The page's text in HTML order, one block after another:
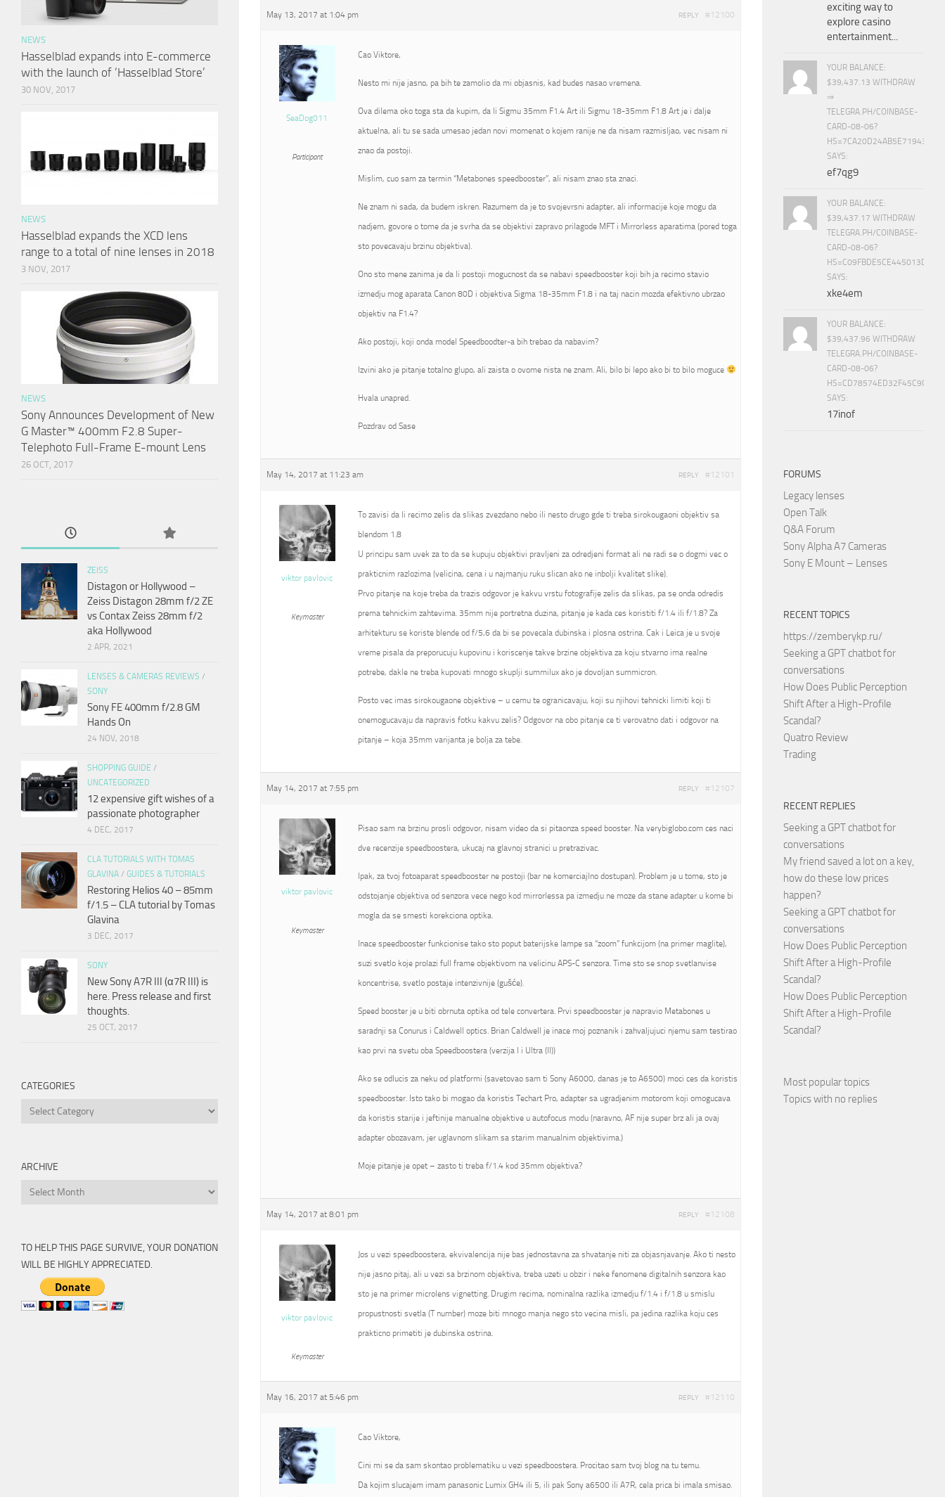
May 13, 2017 at 1:04 pm #12100
REPLY
SeaDog011
Participant
Cao Viktore,
Nesto mi nije jasno, pa bih te zamolio da mi objasnis, kad budes nasao vremena.
Ova dilema oko toga sta da kupim, da li Sigmu 35mm F1.4 Art ili Sigmu 18-35mm F1.8 Art je i dalje
aktuelna, ali tu se sada umesao jedan novi momenat o kojem ranije ne da nisam razmisljao, vec nisam ni
znao da postoji.
Mislim, cuo sam za termin “Metabones speedbooster”, ali nisam znao sta znaci.
Ne znam ni sada, da budem iskren. Razumem da je to svojevrsni adapter, ali informacije koje mogu da
nadjem, govore o tome da je svrha da se objektivi zapravo prilagode MFT i Mirrorless aparatima (pored toga
sto povecavaju brzinu objektiva).
Ono sto mene zanima je da li postoji mogucnost da se nabavi speedbooster koji bih ja recimo stavio
izmedju mog aparata Canon 80D i objektiva Sigma 18-35mm F1.8 i na taj nacin mozda efektivno ubrzao
objektiv na F1.4?
Ako postoji, koji onda model Speedboodter-a bih trebao da nabavim?
Izvini ako je pitanje totalno glupo, ali zaista o ovome nista ne znam. Ali, bilo bi lepo ako bi to bilo moguce
Hvala unapred.
Pozdrav od Sase
May 14, 2017 at 11:23 am #12101
REPLY
viktor pavlovic
Keymaster
To zavisi da li recimo zelis da slikas zvezdano nebo ili nesto drugo gde ti treba sirokougaoni objektiv sa
blendom 1.8
U principu sam uvek za to da se kupuju objektivi pravljeni za odredjeni format ali ne radi se o dogmi vec o
prakticnim razlozima (velicina, cena i u najmanju ruku slican ako ne inbolji kvalitet slike).
Prvo pitanje na koje treba da trazis odgovor je kakvu vrstu fotografije zelis da slikas, pa se onda odredis
prema tehnickim zahtevima. 35mm nije portretna duzina, pitanje je kada ces koristiti f/1.4 ili f/1.8? Za
arhitekturu se koriste blende od f/5,6 da bi se povecala dubinska i plosna ostrina. Cak i Leica je u svoje
vreme pisala da preporucuju kupovinu i koriscenje takve brzine objektiva za koju stvarno ima realne
potrebe, dakle ne treba kupovati mnogo skuplji summilux ako je dovoljan summicron.
Posto vec imas sirokougaone objektive – u cemu te ogranicavaju, koji su njihovi tehnicki limiti koji ti
onemogucavaju da napravis fotku kakvu zelis? Odgovor na obo pitanje ce ti verovatno dati i odgovor na
pitanje – koja 35mm varijanta je bolja za tebe.
May 14, 2017 at 7:55 pm #12107
REPLY
viktor pavlovic
Keymaster
Pisao sam na brzinu prosli odgovor, nisam video da si pitaonza speed booster. Na verybiglobo.com ces naci
dve recenzije speedboostera, ukucaj na glavnoj stranici u pretrazivac.
Ipak, za tvoj fotoaparat speedbooster ne postoji (bar ne komerciajlno dostupan). Problem je u tome, sto je
odstojanje objektiva od senzora vece nego kod mirrorlessa pa izmedju ne moze da stane adapter u kome bi
mogla da se smesti korekciona optika.
Inace speedbooster funkcionise tako sto poput baterijske lampe sa “zoom” funkcijom (na primer maglite),
suzi svetlo koje prolazi full frame objektivom na velicinu APS-C senzora. Time sto se snop svetlanvise
koncentrise, svetlo postaje intenzivnije (gušće).
Speed booster je u biti obrnuta optika od tele convertera. Prvi speedbooster je napravio Metabones u
saradnji sa Conurus i Caldwell optics. Brian Caldwell je inace moj poznanik i zahvaljujuci njemu sam testirao
kao prvi na svetu oba Speedboostera (verzija I i Ultra (II))
Ako se odlucis za neku od platformi (savetovao sam ti Sony A6000, danas je to A6500) moci ces da koristis
speedbooster. Isto tako bi mogao da koristis Techart Pro, adapter sa ugradjenim motorom koji omogucava
da koristis starije i jeftinije manualne objektive u autofocus modu (naravno, AF nije super brz ali ja ovaj
adapter obozavam, jer uglavnom slikam sa starim manualnim objektivima.)
Moje pitanje je opet – zasto ti treba f/1.4 kod 35mm objektiva?
May 14, 2017 at 8:01 pm #12108
REPLY
viktor pavlovic
Keymaster
Jos u vezi speedboostera, ekvivalencija nije bas jednostavna za shvatanje niti za objasnjavanje. Ako ti nesto
nije jasno pitaj, ali u vezi sa brzinom objektiva, treba uzeti u obzir i neke fenomene digitalnih senzora kao
sto je na primer microlens vignetting. Drugim recima, nominalna razlika izmedju f/1.4 i f/1.8 u smislu
propustnosti svetla (T number) moze biti mnogo manja nego sto vecina misli, pa jedina razlika koju ces
prakticno primetiti je dubinska ostrina.
May 16, 2017 at 5:46 pm #12110
REPLY
Cao Viktore,
Cini mi se da sam skontao problematiku u vezi speedboostera. Procitao sam tvoj blog na tu temu.
Da kojim slucajem imam panasonic Lumix GH4 ili 5, ili pak Sony a6500 ili A7R, cela prica bi imala smisao.
NEWS
Hasselblad expands into E-commerce
with the launch of ‘Hasselblad Store’
30 NOV, 2017
NEWS
Hasselblad expands the XCD lens
range to a total of nine lenses in 2018
3 NOV, 2017
NEWS
Sony Announces Development of New
G Master™ 400mm F2.8 Super-
Telephoto Full-Frame E-mount Lens
26 OCT, 2017
ZEISS
Distagon or Hollywood –
Zeiss Distagon 28mm f/2 ZE
vs Contax Zeiss 28mm f/2
aka Hollywood
2 APR, 2021
LENSES & CAMERAS REVIEWS /
SONY
Sony FE 400mm f/2.8 GM
Hands On
24 NOV, 2018
SHOPPING GUIDE /
UNCATEGORIZED
12 expensive gift wishes of a
passionate photographer
4 DEC, 2017
CLA TUTORIALS WITH TOMAS
GLAVINA / GUIDES & TUTORIALS
Restoring Helios 40 – 85mm
f/1.5 – CLA tutorial by Tomas
Glavina
3 DEC, 2017
SONY
New Sony A7R III (α7R III) is
here. Press release and first
thoughts.
25 OCT, 2017
CATEGORIES
Categories
ARCHIVE
Archive
TO HELP THIS PAGE SURVIVE, YOUR DONATION
WILL BE HIGHLY APPRECIATED.
exciting way to
explore casino
entertainment...
YOUR BALANCE:
$39,437.13 WITHDRAW
⇒
TELEGRA.PH/COINBASE-
CARD-08-06?
SAYS:
ef7qg9
YOUR BALANCE:
$39,437.17 WITHDRAW
TELEGRA.PH/COINBASE-
CARD-08-06?
SAYS:
xke4em
YOUR BALANCE:
$39,437.96 WITHDRAW
TELEGRA.PH/COINBASE-
CARD-08-06?
SAYS:
17inof
FORUMS
Legacy lenses
Open Talk
Q&A Forum
Sony Alpha A7 Cameras
Sony E Mount – Lenses
RECENT TOPICS
https://zemberykp.ru/
Seeking a GPT chatbot for
conversations
How Does Public Perception
Shift After a High-Profile
Scandal?
Quatro Review
Trading
RECENT REPLIES
Seeking a GPT chatbot for
conversations
My friend saved a lot on a key,
how do these low prices
happen?
Seeking a GPT chatbot for
conversations
How Does Public Perception
Shift After a High-Profile
Scandal?
How Does Public Perception
Shift After a High-Profile
Scandal?
Most popular topics
Topics with no replies